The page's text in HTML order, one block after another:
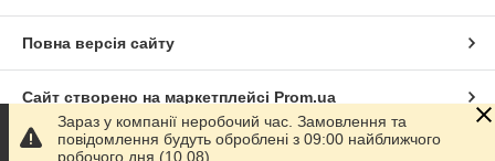
Повна версія сайту
Сайт створено на маркетплейсі Prom.ua
Політика конфіденційності
Зараз у компанії неробочий час. Замовлення та
повідомлення будуть оброблені з 09:00 найближчого
робочого дня (10.08).